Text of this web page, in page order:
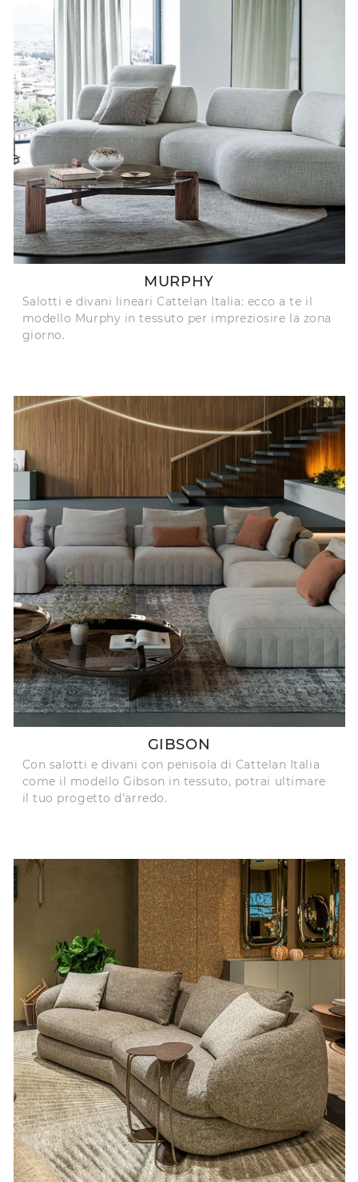
MURPHY
Salotti e divani lineari Cattelan Italia: ecco a te il
modello Murphy in tessuto per impreziosire la zona
giorno.
GIBSON
Con salotti e divani con penisola di Cattelan Italia
come il modello Gibson in tessuto, potrai ultimare
il tuo progetto d'arredo.